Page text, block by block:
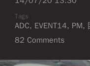
Tags
ADC, EVENT14, PM,
82 Comments